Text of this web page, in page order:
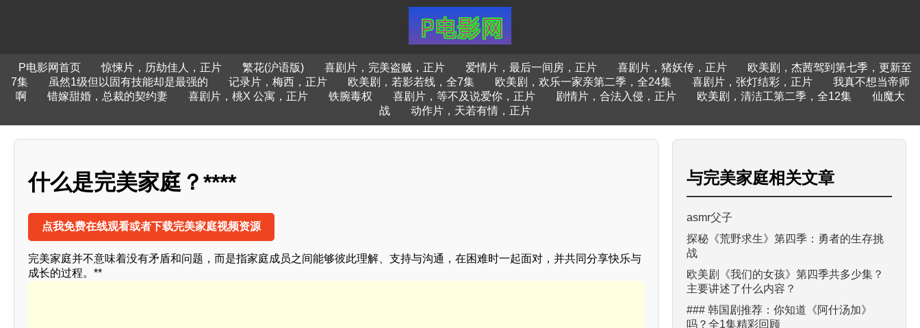
P电影网首页 惊悚片，历劫佳人，正片 繁花(沪语版) 喜剧片，完美盗贼，正片 爱情片，最后一间房，正片 喜剧片，猪妖传，正片
欧美剧，杰茜驾到第七季，更新至
7集
虽然1级但以固有技能却是最强的 记录片，梅西，正片 欧美剧，若影若线，全7集 欧美剧，欢乐一家亲第二季，全24集 喜剧片，张灯结彩，正片
我真不想当帝师
啊
错嫁甜婚，总裁的契约妻 喜剧片，桃X 公寓，正片 铁腕毒权 喜剧片，等不及说爱你，正片 剧情片，合法入侵，正片 欧美剧，清洁工第二季，全12集
仙魔大
战
动作片，天若有情，正片
什么是完美家庭？****
点我免费在线观看或者下载完美家庭视频资源
完美家庭并不意味着没有矛盾和问题，而是指家庭成员之间能够彼此理解、支持与沟通，在困难时一起面对，并共同分享快乐与
成长的过程。**
与完美家庭相关文章
asmr父子
探秘《荒野求生》第四季：勇者的生存挑
战
欧美剧《我们的女孩》第四季共多少集？
主要讲述了什么内容？
### 韩国剧推荐：你知道《阿什汤加》
吗？全1集精彩回顾